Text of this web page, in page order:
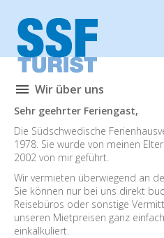
Wir über uns
Sehr geehrter Feriengast,
Die Südschwedische
1978. Sie wurde von meinen
2002 von mir geführt.
Wir vermieten überwiegend an
Sie können nur bei uns direkt
Reisebüros oder sonstige
unseren Mietpreisen ganz
einkalkuliert.